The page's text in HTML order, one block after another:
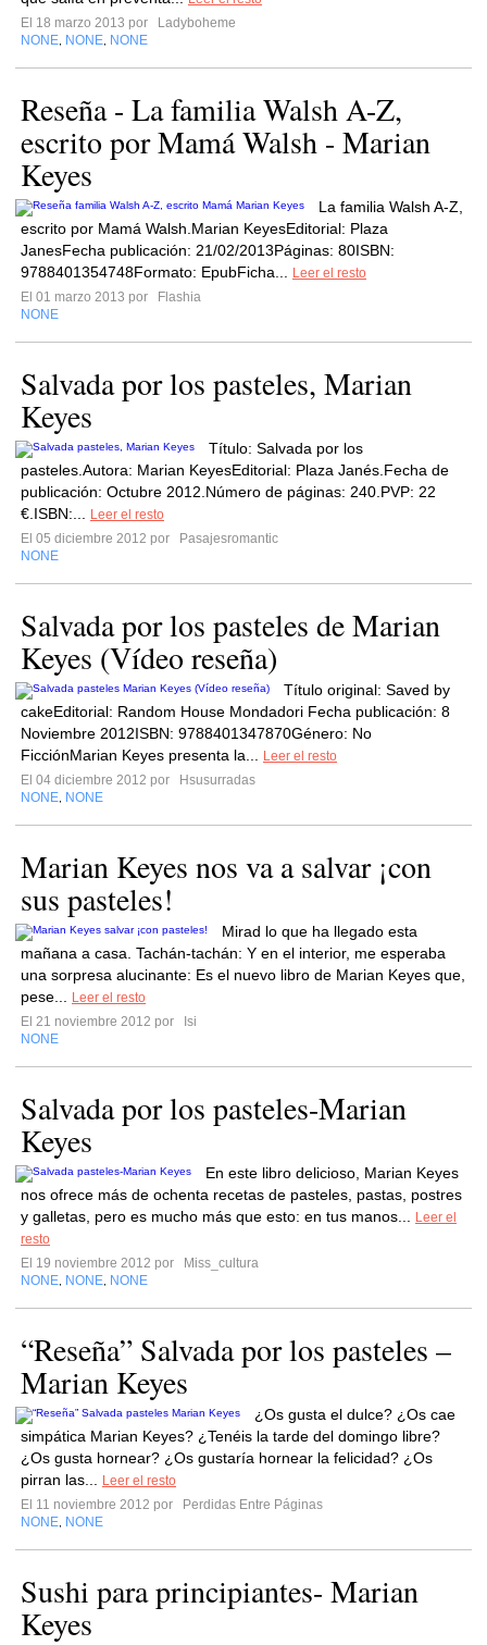
El 18 marzo 2013 por
Ladyboheme
NONE NONE NONE
Reseña - La familia Walsh A-Z,
escrito por Mamá Walsh - Marian
Keyes
La familia Walsh A-Z,
escrito por Mamá Walsh.Marian KeyesEditorial: Plaza
JanesFecha publicación: 21/02/2013Páginas: 80ISBN:
9788401354748Formato: EpubFicha...
Leer el resto
El 01 marzo 2013 por
Flashia
NONE
Salvada por los pasteles, Marian
Keyes
Título: Salvada por los
pasteles.Autora: Marian KeyesEditorial: Plaza Janés.Fecha de
publicación: Octubre 2012.Número de páginas: 240.PVP: 22
€.ISBN:...
Leer el resto
El 05 diciembre 2012 por
Pasajesromantic
NONE
Salvada por los pasteles de Marian
Keyes (Vídeo reseña)
Título original: Saved by
cakeEditorial: Random House Mondadori Fecha publicación: 8
Noviembre 2012ISBN: 9788401347870Género: No
FicciónMarian Keyes presenta la...
Leer el resto
El 04 diciembre 2012 por
Hsusurradas
NONE NONE
Marian Keyes nos va a salvar ¡con
sus pasteles!
Mirad lo que ha llegado esta
mañana a casa. Tachán-tachán: Y en el interior, me esperaba
una sorpresa alucinante: Es el nuevo libro de Marian Keyes que,
pese...
Leer el resto
El 21 noviembre 2012 por
Isi
NONE
Salvada por los pasteles-Marian
Keyes
En este libro delicioso, Marian Keyes
nos ofrece más de ochenta recetas de pasteles, pastas, postres
y galletas, pero es mucho más que esto: en tus manos...
Leer el
resto
El 19 noviembre 2012 por
Miss_cultura
NONE NONE NONE
“Reseña” Salvada por los pasteles –
Marian Keyes
¿Os gusta el dulce? ¿Os cae
simpática Marian Keyes? ¿Tenéis la tarde del domingo libre?
¿Os gusta hornear? ¿Os gustaría hornear la felicidad? ¿Os
pirran las...
Leer el resto
El 11 noviembre 2012 por
Perdidas Entre Páginas
NONE NONE
Sushi para principiantes- Marian
Keyes